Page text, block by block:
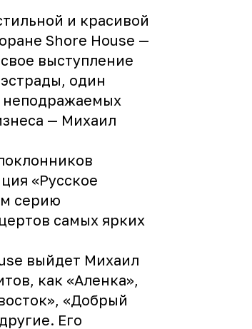
и красивой
Shore House —
выступление
один
неподражаемых
— Михаил
«Русское
серию
самых ярких
выйдет Михаил
как «Аленка»,
«Добрый
Его